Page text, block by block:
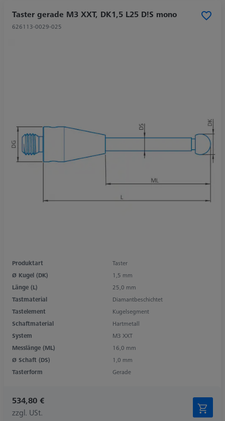
Taster gerade M3 XXT, DK1,5 L25 D!S mono
626113-0029-025
Produktart
Taster
Ø Kugel (DK)
1,5 mm
Länge (L)
25,0 mm
Tastmaterial
Diamantbeschichtet
Tastelement
Kugelsegment
Schaftmaterial
Hartmetall
System
M3 XXT
Messlänge (ML)
16,0 mm
Ø Schaft (DS)
1,0 mm
Tasterform
Gerade
534,80 €
zzgl. USt.